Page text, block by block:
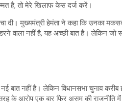
है, तो मेरे खिलाफ केस दर्ज करें।
मुख्यमंत्री हेमंता ने कहा कि उनका मकसद
वाला नहीं है, यह अच्छी बात है। लेकिन
बात नहीं है। लेकिन विधानसभा चुनाव करीब
तरह के आरोप एक बार फिर असम की